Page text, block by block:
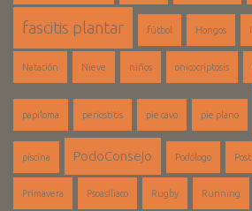
fascitis plantar fútbol Hongos
Natación Nieve niños onicocriptosis
papiloma periostitis pie cavo pie plano
piscina PodoConsejo Podólogo
Primavera PsoasIliaco Rugby Running